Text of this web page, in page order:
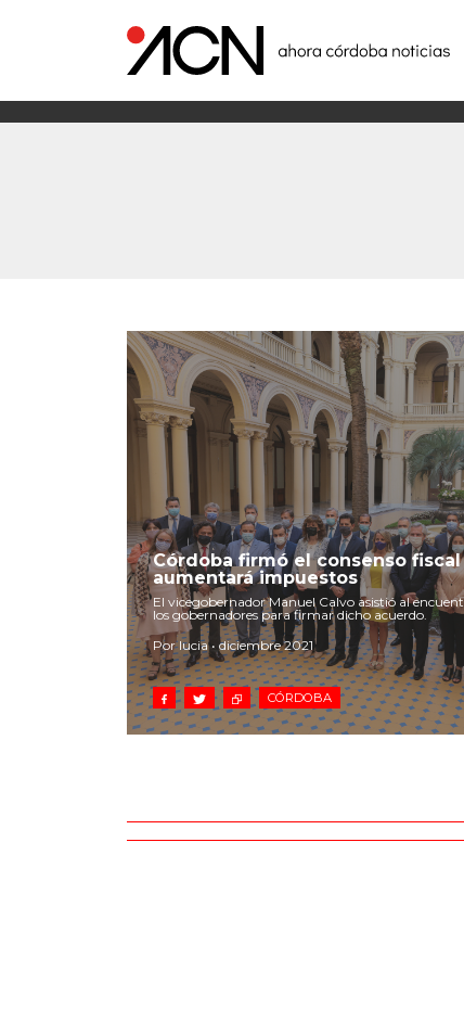
Córdoba firmó el consenso
aumentará impuestos
El vicegobernador Manuel Calvo asistió al
los gobernadores para firmar dicho acuerdo.
Por lucia • diciembre 2021
CÓRDOBA